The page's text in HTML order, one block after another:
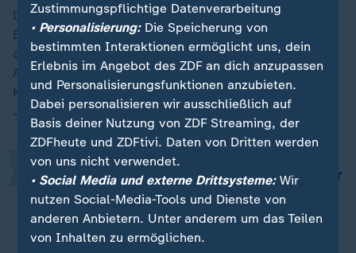
Die Karlsruher Richter hatten in einer historischen
Entscheidung 2021 festgestellt, dass das damalige
deutsche Klimaschutzgesetz nicht ausreichend sei.
Aus Sicht des Vereins ist das kein Missbrauch eines
Klagerechts, sondern wirksame Kontrolle durch die
Justiz.
Weil Einzelpersonen Umweltrecht nur
selten einklagen können,
ermöglichen anerkannte
Umweltverbände eine wirksame
„
Zustimmungspflichtige Datenverarbeitung
• Personalisierung:Die Speicherung von
bestimmten Interaktionen ermöglicht uns, dein
Erlebnis im Angebot des ZDF an dich anzupassen
und Personalisierungsfunktionen anzubieten.
Dabei personalisieren wir ausschließlich auf
Basis deiner Nutzung von ZDF Streaming, der
ZDFheute und ZDFtivi. Daten von Dritten werden
von uns nicht verwendet.
• Social Media und externe Drittsysteme:Wir
nutzen Social-Media-Tools und Dienste von
anderen Anbietern. Unter anderem um das Teilen
von Inhalten zu ermöglichen.